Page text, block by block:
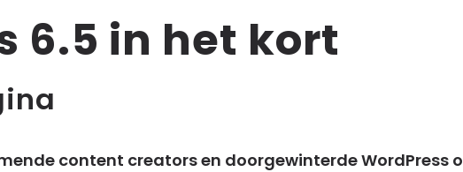
6.5 in het kort
content creators en doorgewinterde WordPress